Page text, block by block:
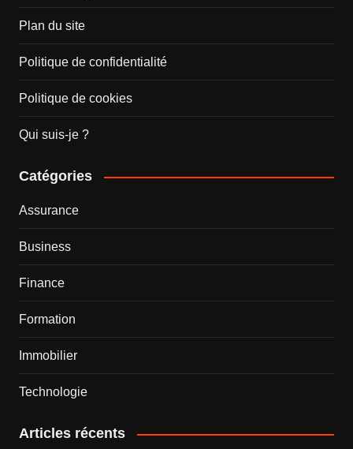
Plan du site
Politique de confidentialité
Politique de cookies
Qui suis-je ?
Catégories
Assurance
Business
Finance
Formation
Immobilier
Technologie
Articles récents